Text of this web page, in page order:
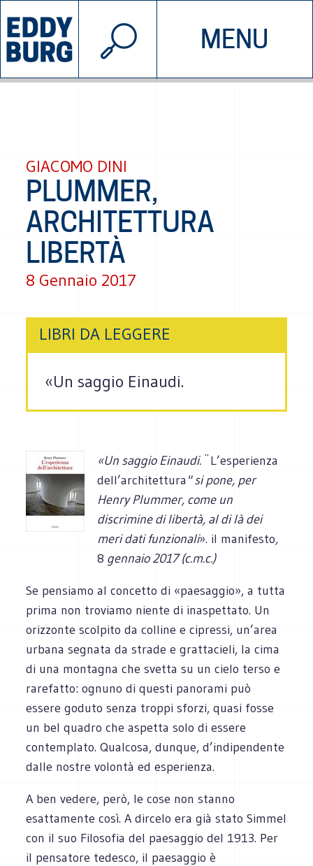
MENU
INIZIATIVE CHI SIAMO
© 2026 EDDYBURG
GIACOMO DINI
PLUMMER,
ARCHITETTURA
LIBERTÀ
8 Gennaio 2017
LIBRI DA LEGGERE
«Un saggio Einaudi.
«Un saggio Einaudi. ¨L’esperienza
dell’architettura " si pone, per
Henry Plummer, come un
discrimine di libertà, al di là dei
meri dati funzionali». il manifesto,
8 gennaio 2017 (c.m.c.)
Se pensiamo al concetto di «paesaggio», a tutta
prima non troviamo niente di inaspettato. Un
orizzonte scolpito da colline e cipressi, un’area
urbana segnata da strade e grattacieli, la cima
di una montagna che svetta su un cielo terso e
rarefatto: ognuno di questi panorami può
essere goduto senza troppi sforzi, quasi fosse
un bel quadro che aspetta solo di essere
contemplato. Qualcosa, dunque, d’indipendente
dalle nostre volontà ed esperienza.
A ben vedere, però, le cose non stanno
esattamente così. A dircelo era già stato Simmel
con il suo Filosofia del paesaggio del 1913. Per
il pensatore tedesco, il paesaggio è